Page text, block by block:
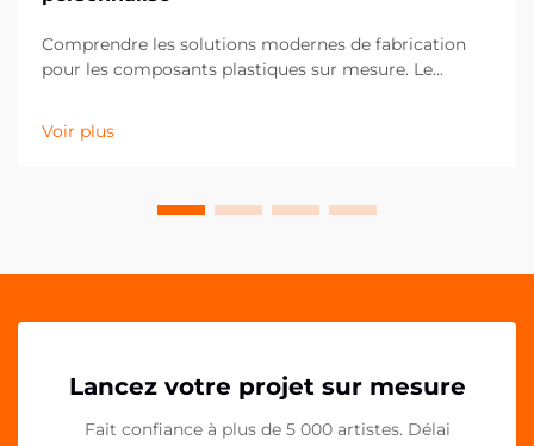
Comprendre les solutions modernes de fabrication
pour les composants plastiques sur mesure. Le
notamment dans le domaine des composants
plastiques personnalisés comme les clips en PP
Voir plus
Lancez votre projet sur mesure
Fait confiance à plus de 5 000 artistes. Délai